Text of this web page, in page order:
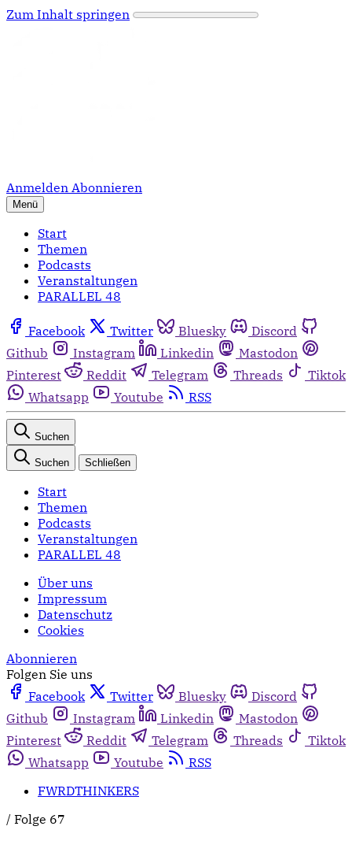
Zum Inhalt springen
Anmelden Abonnieren
Menü
Start
Themen
Podcasts
Veranstaltungen
PARALLEL 48
Facebook Twitter Bluesky
Discord
Github
Instagram Linkedin
Mastodon
Pinterest
Reddit Telegram Threads
Tiktok
Whatsapp
Youtube RSS
Suchen
Suchen Schließen
Start
Themen
Podcasts
Veranstaltungen
PARALLEL 48
Über uns
Impressum
Datenschutz
Cookies
Abonnieren
Folgen Sie uns
Facebook
Twitter Bluesky
Discord
Github
Instagram Linkedin
Mastodon
Pinterest
Reddit Telegram Threads
Tiktok
Whatsapp
Youtube
RSS
FWRDTHINKERS
/ Folge 67